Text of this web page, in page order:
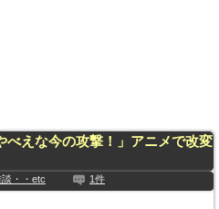
べえな今の攻撃！」アニメで改変
談・・etc 1件